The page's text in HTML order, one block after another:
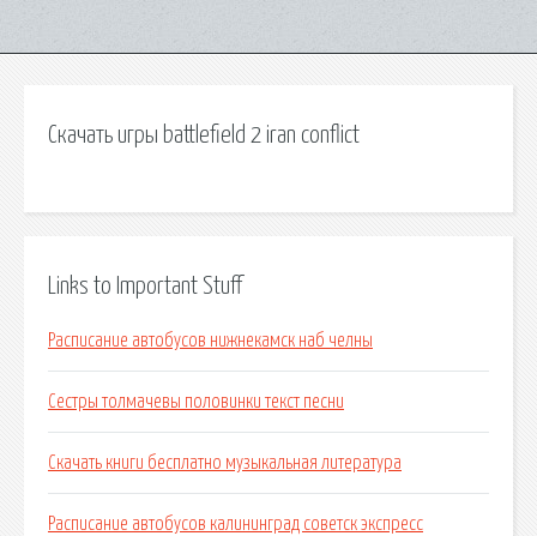
Скачать игры battlefield 2 iran conflict
Links to Important Stuff
Расписание автобусов нижнекамск наб челны
Сестры толмачевы половинки текст песни
Скачать книги бесплатно музыкальная литература
Расписание автобусов калининград советск экспресс